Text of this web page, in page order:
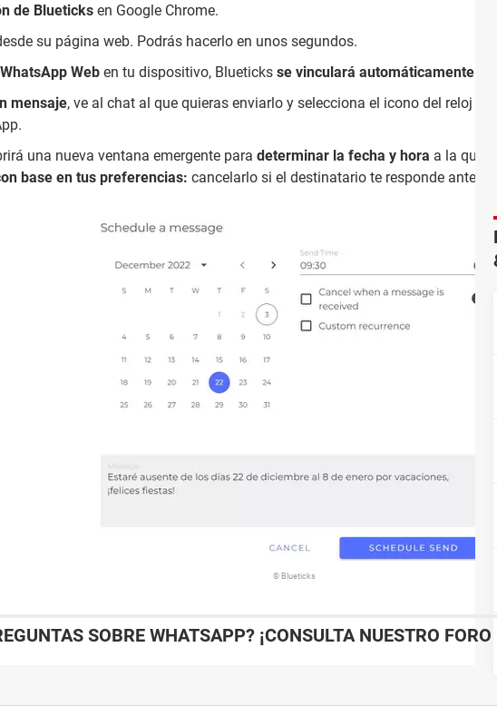
de Blueticks en Google Chrome.
su página web. Podrás hacerlo en unos segundos.
WhatsApp Web en tu dispositivo, Blueticks se vinculará automáticamente
mensaje, ve al chat al que quieras enviarlo y selecciona el icono del reloj al
una nueva ventana emergente para determinar la fecha y hora a la que
base en tus preferencias: cancelarlo si el destinatario te responde antes
© Blueticks
SOBRE WHATSAPP? ¡CONSULTA NUESTRO FORO